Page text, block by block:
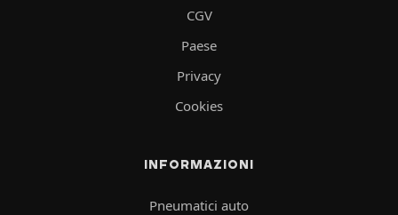
CGV
Paese
Privacy
Cookies
INFORMAZIONI
Pneumatici auto